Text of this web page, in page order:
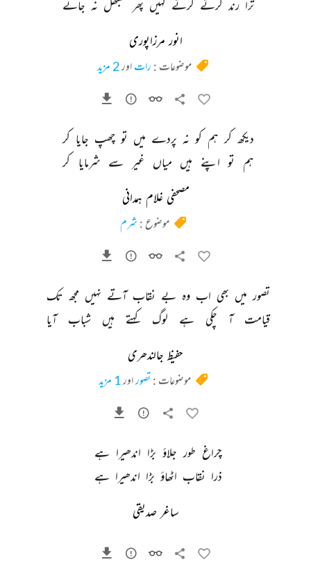
ترا رند گرتے گرتے کہیں پھر سنبھل نہ جائے
انور مرزاپوری
موضوعات : راتاور2 مزید
دیکھ کر ہم کو نہ پردے میں تو چھپ جایا کر
ہم
تو اپنے ہیں میاں غیر سے شرمایا کر
مصحفی غلام ہمدانی
موضوع :شرم
تصور میں بھی اب وہ بے نقاب آتے نہیں مجھ تک
قیامت
آ چکی ہے لوگ کہتے ہیں شباب آیا
حفیظ جالندھری
موضوعات : تصوراور1 مزید
چراغ طور جلاؤ بڑا اندھیرا ہے
ذرا نقاب اٹھاؤ بڑا اندھیرا ہے
ساغر صدیقی